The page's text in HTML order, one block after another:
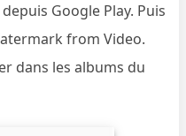
Google Play. Puis
from Video.
dans les albums du